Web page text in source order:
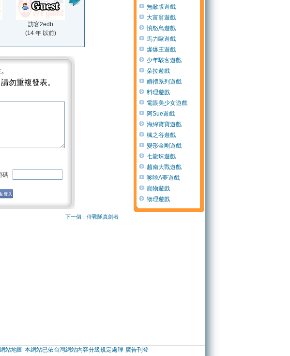
訪客2edb
(14 年 以前)
訪客4203
(13 年 以前)
勿重複發表。
碼
下一個：侍戰隊真劍者
無敵版遊戲
大富翁遊戲
憤怒鳥遊戲
馬力歐遊戲
爆爆王遊戲
少年駭客遊戲
朵拉遊戲
婚禮系列遊戲
料理遊戲
電眼美少女遊戲
阿Sue遊戲
海綿寶寶遊戲
楓之谷遊戲
變形金剛遊戲
七龍珠遊戲
越南大戰遊戲
哆啦A夢遊戲
寵物遊戲
物理遊戲
網站地圖 本網站已依台灣網站內容分級規定處理 廣告刊登